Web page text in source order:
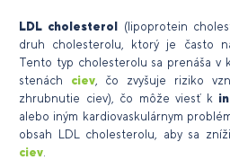
LDL cholesterol
(lipoprotein
druh cholesterolu, ktorý je často
Tento typ cholesterolu sa prenáša v
stenách ciev, čo zvyšuje riziko
zhrubnutie ciev), čo môže viesť k
alebo iným kardiovaskulárnym
obsah LDL cholesterolu, aby sa
ciev.